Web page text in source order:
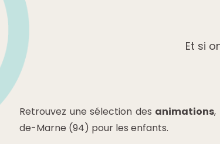
Et si
Retrouvez une sélection des animations,
de-Marne (94) pour les enfants.